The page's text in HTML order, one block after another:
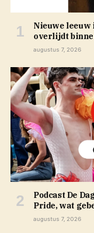
Nieuwe
overlijdt
augustus 7, 2026
Podcast De
Pride, wat
augustus 7, 2026